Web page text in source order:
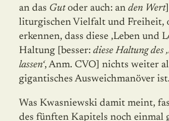
an das Gutoder auch: an den Wert
liturgischen Vielfalt und Freiheit,
erkennen, dass diese ‚Leben und
Haltung [besser: diese Haltung des
lassen‘, Anm. CVO] nichts weiter
gigantisches Ausweichmanöver
Was Kwasniewski damit meint,
des fünften Kapitels noch einmal